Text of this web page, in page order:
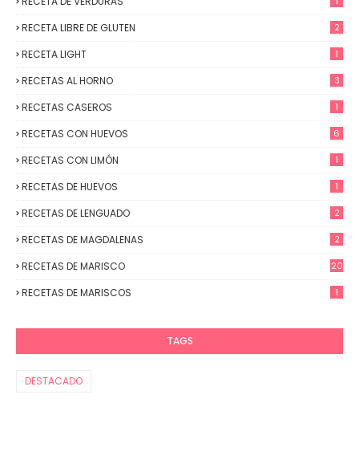
RECETA LIBRE DE GLUTEN 2
RECETA LIGHT 1
RECETAS AL HORNO 3
RECETAS CASEROS 1
RECETAS CON HUEVOS 6
RECETAS CON LIMÓN 1
RECETAS DE HUEVOS 1
RECETAS DE LENGUADO 2
RECETAS DE MAGDALENAS 2
RECETAS DE MARISCO 20
RECETAS DE MARISCOS 1
TAGS
DESTACADO